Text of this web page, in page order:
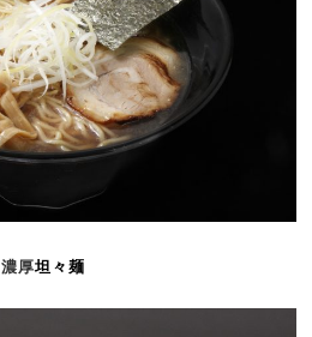
濃厚坦々麺